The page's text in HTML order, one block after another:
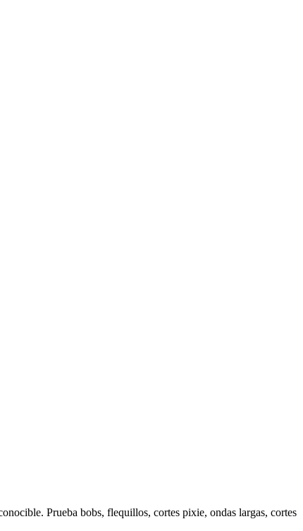
Prueba bobs, flequillos, cortes pixie, ondas largas, cortes